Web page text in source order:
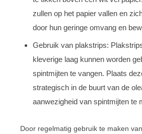
zullen op het papier vallen en
door hun geringe omvang en
Gebruik van plakstrips:
kleverige laag kunnen worden
spintmijten te vangen. Plaats
strategisch in de buurt van de
aanwezigheid van spintmijten te
Door regelmatig gebruik te maken